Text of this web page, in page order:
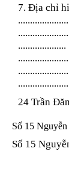
7. Địa chỉ
....................
24 Trần
Số 15
Số 15